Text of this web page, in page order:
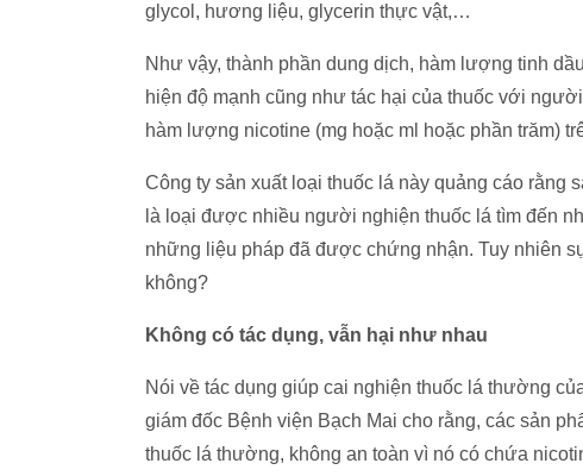
glycol, hương liệu, glycerin thực vật,…
Như vậy, thành phần dung dịch, hàm lượng tinh
hiện độ mạnh cũng như tác hại của thuốc với
hàm lượng nicotine (mg hoặc ml hoặc phần trăm)
Công ty sản xuất loại thuốc lá này quảng cáo rằng
là loại được nhiều người nghiện thuốc lá tìm đến
những liệu pháp đã được chứng nhận. Tuy nhiên
không?
Không có tác dụng, vẫn hại như nhau
Nói về tác dụng giúp cai nghiện thuốc lá thường
giám đốc Bệnh viện Bạch Mai cho rằng, các sản
thuốc lá thường, không an toàn vì nó có chứa